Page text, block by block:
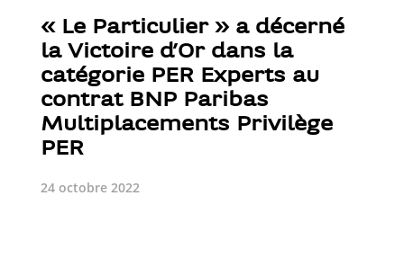
« Le Particulier » a décerné
la Victoire d’Or dans la
catégorie PER Experts au
contrat BNP Paribas
Multiplacements Privilège
PER
24 octobre 2022